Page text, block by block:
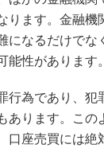
ります。金融機
になるだけでな
能性があります。
行為であり、犯
あります。この
口座売買には絶